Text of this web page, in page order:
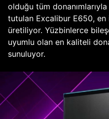
olduğu tüm
tutulan Excalibur E650, en
üretiliyor. Yüzbinlerce
uyumlu olan en kaliteli
sunuluyor.